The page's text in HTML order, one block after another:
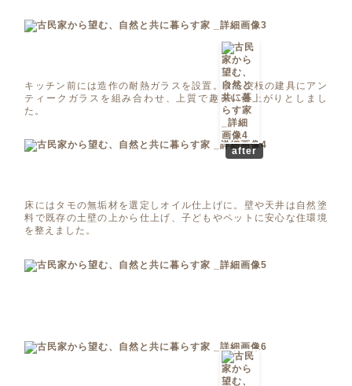
キッチン前には造作の耐熱ガラスを設置。タモ突板の建具にアン
ティークガラスを組み合わせ、上質で趣深い仕上がりとしまし
た。
after
床にはタモの無垢材を選定しオイル仕上げに。壁や天井は自然塗
料で既存の土壁の上から仕上げ、子どもやペットに安心な住環境
を整えました。